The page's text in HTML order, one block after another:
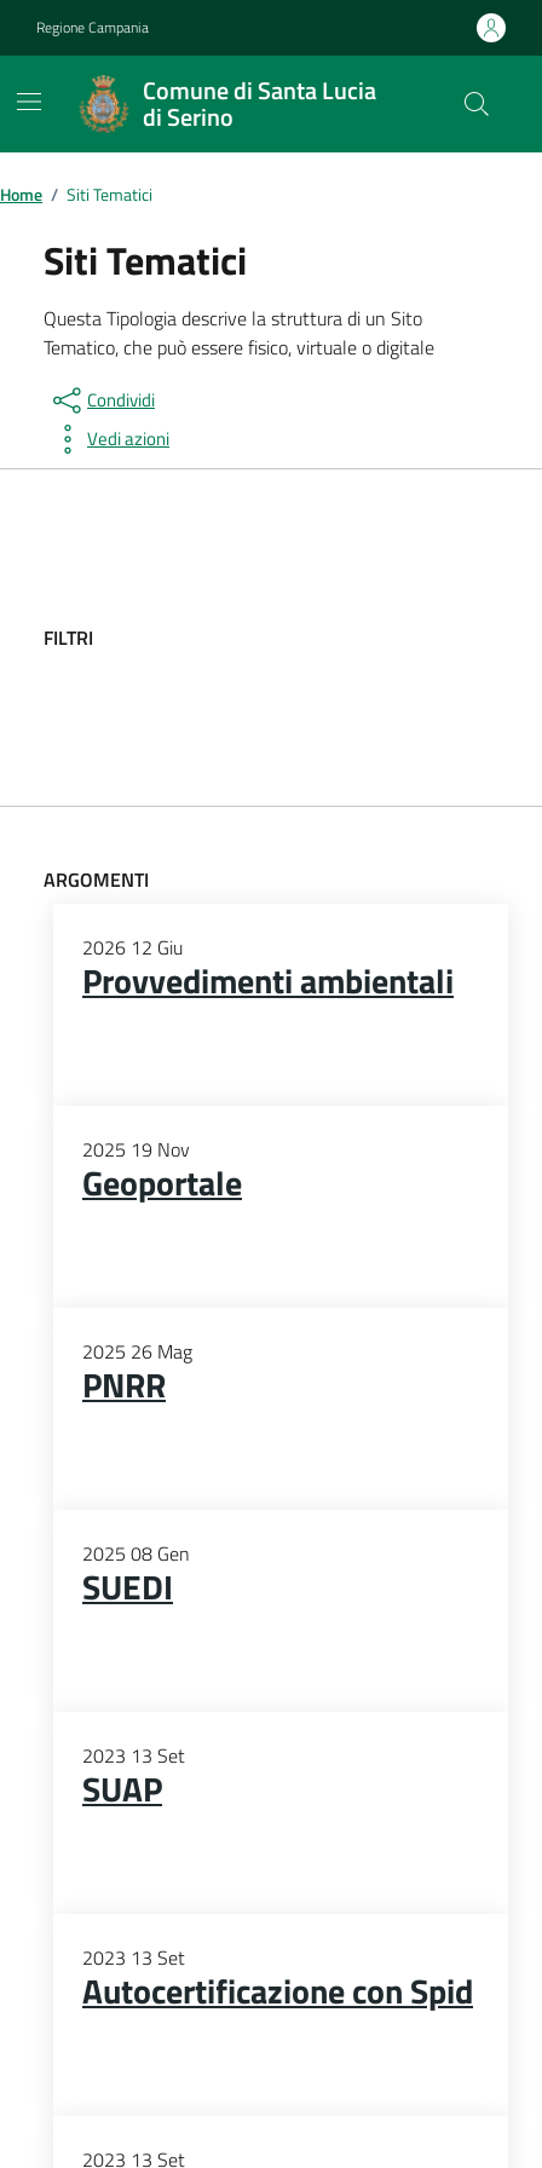
Regione Campania
Comune di Santa Lucia
di Serino
Home / Siti Tematici
Siti Tematici
Questa Tipologia descrive la struttura di un Sito
Tematico, che può essere fisico, virtuale o digitale
Condividi
Vedi azioni
FILTRI
ARGOMENTI
2026 12 Giu
Provvedimenti ambientali
2025 19 Nov
Geoportale
2025 26 Mag
PNRR
2025 08 Gen
SUEDI
2023 13 Set
SUAP
2023 13 Set
Autocertificazione con Spid
2023 13 Set